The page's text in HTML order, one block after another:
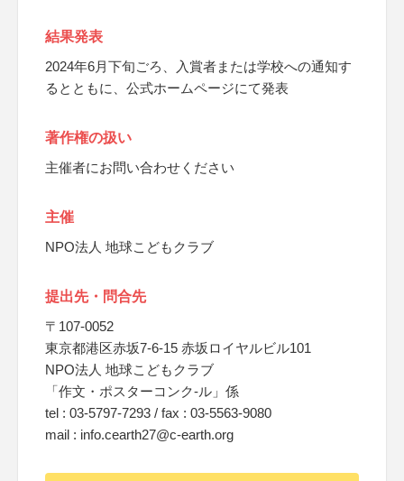
結果発表
2024年6月下旬ごろ、入賞者または学校への通知す
るとともに、公式ホームページにて発表
著作権の扱い
主催者にお問い合わせください
主催
NPO法人 地球こどもクラブ
提出先・問合先
〒107-0052
東京都港区赤坂7-6-15 赤坂ロイヤルビル101
NPO法人 地球こどもクラブ
「作文・ポスターコンク-ル」係
tel : 03-5797-7293 / fax : 03-5563-9080
mail : info.cearth27@c-earth.org